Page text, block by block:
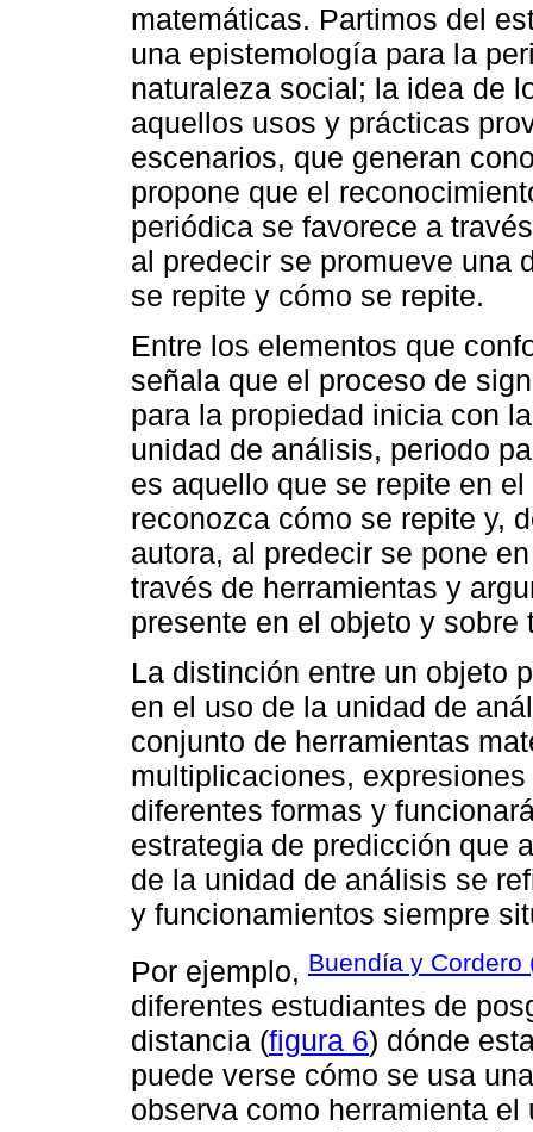
matemáticas. Partimos del
una epistemología para la
naturaleza social; la idea de
aquellos usos y prácticas
escenarios, que generan
propone que el
periódica se favorece a
al predecir se promueve una
se repite y cómo se repite.
Entre los elementos que
señala que el proceso de
para la propiedad inicia con
unidad de análisis, periodo
es aquello que se repite en
reconozca cómo se repite y,
autora, al predecir se pone
través de herramientas y
presente en el objeto y
La distinción entre un objeto
en el uso de la unidad de
conjunto de herramientas
multiplicaciones,
diferentes formas y
estrategia de predicción que
de la unidad de análisis se
y funcionamientos siempre
Por ejemplo, Buendía y Cordero
diferentes estudiantes de
distancia (figura 6) dónde
puede verse cómo se usa
observa como herramienta